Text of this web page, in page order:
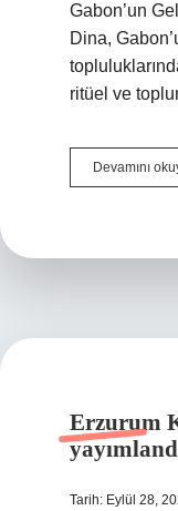
Gabon’un
Dina,
ritüel ve
Devamını
Erzurum
Tarih: Eylül 28,